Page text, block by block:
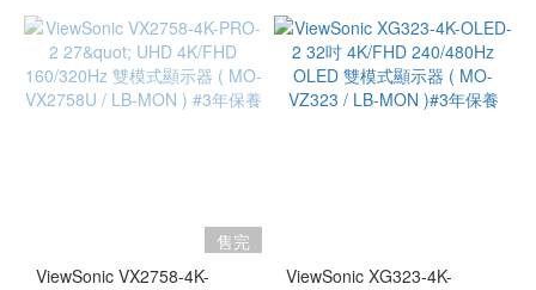
售完
ViewSonic VX2758-4K-
ViewSonic XG323-4K-